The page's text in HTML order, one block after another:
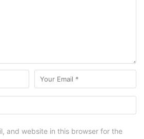
and website in this browser for the